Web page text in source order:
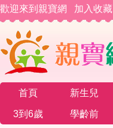
歡迎來到親寶網 加入收藏
首頁 新生兒
3到6歲 學齡前